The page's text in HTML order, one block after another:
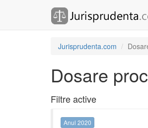
Jurisprudenta.com
Dosare
Filtre active
Anul 2020